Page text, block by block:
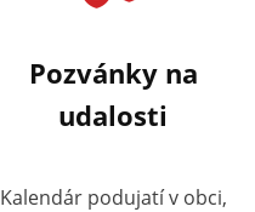
Pozvánky na
udalosti
Kalendár podujatí v obci,